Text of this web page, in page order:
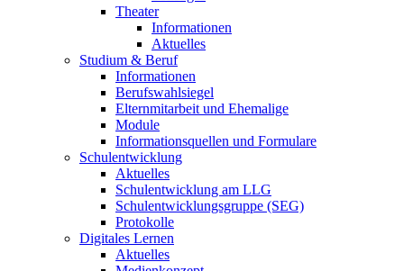
Theater
Informationen
Aktuelles
Studium & Beruf
Informationen
Berufswahlsiegel
Elternmitarbeit und Ehemalige
Module
Informationsquellen und Formulare
Schulentwicklung
Aktuelles
Schulentwicklung am LLG
Schulentwicklungsgruppe (SEG)
Protokolle
Digitales Lernen
Aktuelles